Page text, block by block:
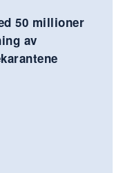
50 millioner
av